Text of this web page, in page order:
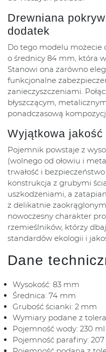
Drewniana
dodatek
Do tego modelu
o średnicy 84 mm, która
Stanowi ona zarówno
funkcjonalne
zanieczyszczeniami.
błyszczącym,
ponadczasową
Wyjątkowa
Pojemnik powstaje z
(wolnego od ołowiu i
trwałość i
konstrukcja z grubymi
uszkodzeniami, a
z delikatnie
nowoczesny charakter
rzemieślników, którzy
standardów ekologii i
Dane
Wysokość: 83 mm
Średnica: 74 mm
Grubość ścianki: 2 mm
Wymiary podane z
Pojemność wody: 230 ml
Pojemność parafiny: 207